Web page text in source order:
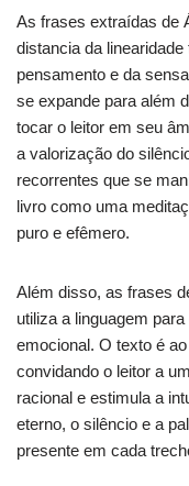
As frases extraídas de
distancia da
pensamento e da
se expande para além
tocar o leitor em seu
a valorização do
recorrentes que se
livro como uma
puro e efêmero.
Além disso, as frases
utiliza a linguagem
emocional. O texto é
convidando o leitor a
racional e estimula a
eterno, o silêncio e a
presente em cada